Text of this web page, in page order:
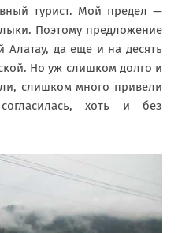
турист. Мой предел —
Поэтому предложение
Алатау, да еще и на десять
Но уж слишком долго и
слишком много привели
хоть и без